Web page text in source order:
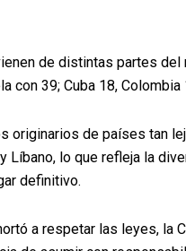
de distintas partes del
con 39; Cuba 18, Colombia
originarios de países tan
Líbano, lo que refleja la
definitivo.
a respetar las leyes,